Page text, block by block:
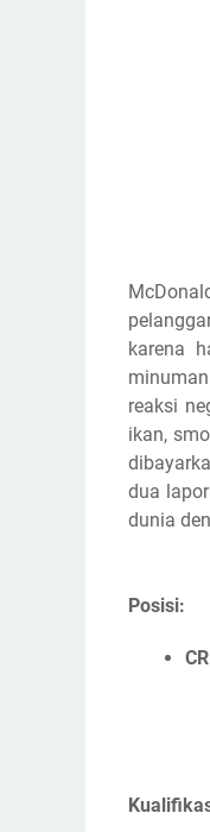
karena
reaksi
ikan,
dua
dunia
Posisi: